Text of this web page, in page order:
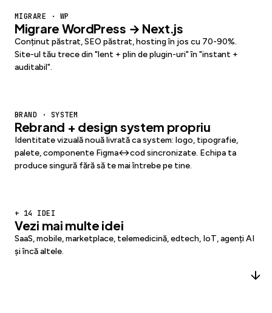
MIGRARE · WP
Migrare WordPress → Next.js
Conținut păstrat, SEO păstrat, hosting în jos cu 70-90%.
Site-ul tău trece din "lent + plin de plugin-uri" în "instant +
auditabil".
BRAND · SYSTEM
Rebrand + design system propriu
Identitate vizuală nouă livrată casystem: logo, tipografie,
palete, componente Figma↔cod sincronizate. Echipa ta
produce singură fără să te mai întrebe pe tine.
+ 14 IDEI
Vezi mai multe idei
SaaS, mobile, marketplace, telemedicină, edtech, IoT, agenți AI
și încă altele.